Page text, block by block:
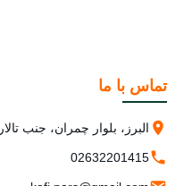
تماس با ما
البرز، بلوار چمران، جنب
02632201415